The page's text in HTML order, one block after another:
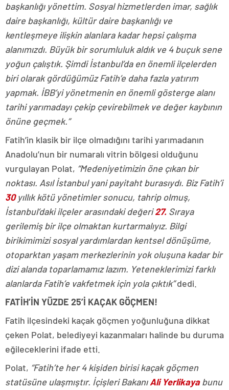
başkanlığı yönettim. Sosyal hizmetlerden imar, sağlık
daire başkanlığı, kültür daire başkanlığı ve
kentleşmeye ilişkin alanlara kadar hepsi çalışma
alanımızdı. Büyük bir sorumluluk aldık ve 4 buçuk sene
yoğun çalıştık. Şimdi İstanbul’da en önemli ilçelerden
biri olarak gördüğümüz Fatih’e daha fazla yatırım
yapmak. İBB’yi yönetmenin en önemli gösterge alanı
tarihi yarımadayı çekip çevirebilmek ve değer kaybının
önüne geçmek.”
Fatih’in klasik bir ilçe olmadığını tarihi yarımadanın
Anadolu’nun bir numaralı vitrin bölgesi olduğunu
vurgulayan Polat, “Medeniyetimizin öne çıkan bir
noktası. Asıl İstanbul yani payitaht burasıydı. Biz Fatih’i
30yıllık kötü yönetimler sonucu, tahrip olmuş,
İstanbul’daki ilçeler arasındaki değeri27. Sıraya
gerilemiş bir ilçe olmaktan kurtarmalıyız. Bilgi
birikimimizi sosyal yardımlardan kentsel dönüşüme,
otoparktan yaşam merkezlerinin yok oluşuna kadar bir
dizi alanda toparlamamız lazım. Yeteneklerimizi farklı
alanlarda Fatih’e vakfetmek için yola çıktık”dedi.
FATİH’İN YÜZDE 25’İ KAÇAK GÖÇMEN!
Fatih ilçesindeki kaçak göçmen yoğunluğuna dikkat
çeken Polat, belediyeyi kazanmaları halinde bu duruma
eğileceklerini ifade etti.
Polat, “Fatih’te her 4 kişiden birisi kaçak göçmen
statüsüne ulaşmıştır. İçişleri BakanıAli Yerlikayabunu